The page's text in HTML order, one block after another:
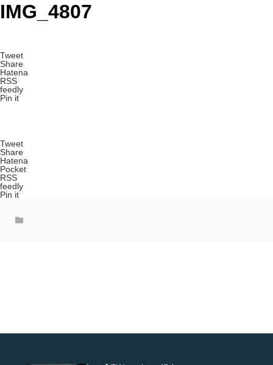
IMG_4807
Tweet
Share
Hatena
RSS
feedly
Pin it
Tweet
Share
Hatena
Pocket
RSS
feedly
Pin it